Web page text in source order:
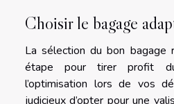
Choisir le bagage
La sélection du bon bagage
étape pour tirer profit
l’optimisation lors de vos
judicieux d’opter pour une